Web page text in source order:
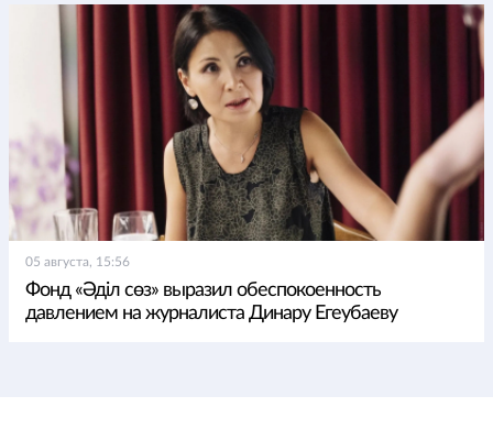
05 августа, 15:56
Фонд «Әділ сөз» выразил обеспокоенность
давлением на журналиста Динару Егеубаеву